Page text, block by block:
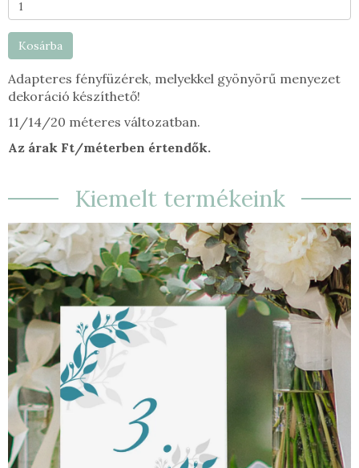
Kosárba
Adapteres fényfüzérek, melyekkel gyönyörű menyezet
dekoráció készíthető!
11/14/20 méteres változatban.
Az árak Ft/méterben értendők.
Kiemelt termékeink